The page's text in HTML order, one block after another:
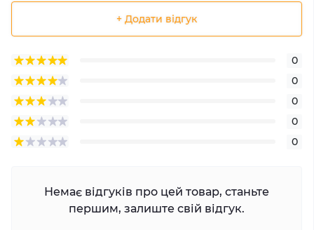
+ Додати відгук
0
0
0
0
0
Немає відгуків про цей товар, станьте
першим, залиште свій відгук.